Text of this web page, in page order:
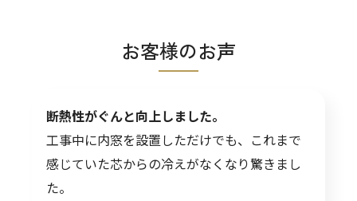
お客様のお声
断熱性がぐんと向上しました。
工事中に内窓を設置しただけでも、これまで
感じていた芯からの冷えがなくなり驚きまし
た。